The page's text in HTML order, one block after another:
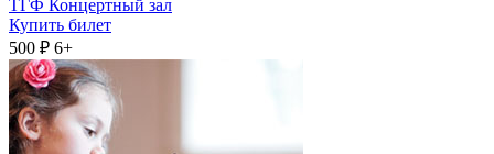
ТГФ Концертный зал
Купить билет
500 ₽ 6+